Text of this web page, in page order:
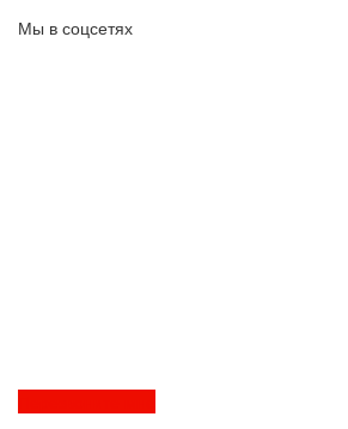
Мы в соцсетях